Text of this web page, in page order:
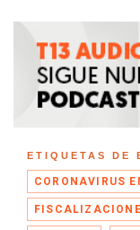
ETIQUETAS DE
CORONAVIRUS